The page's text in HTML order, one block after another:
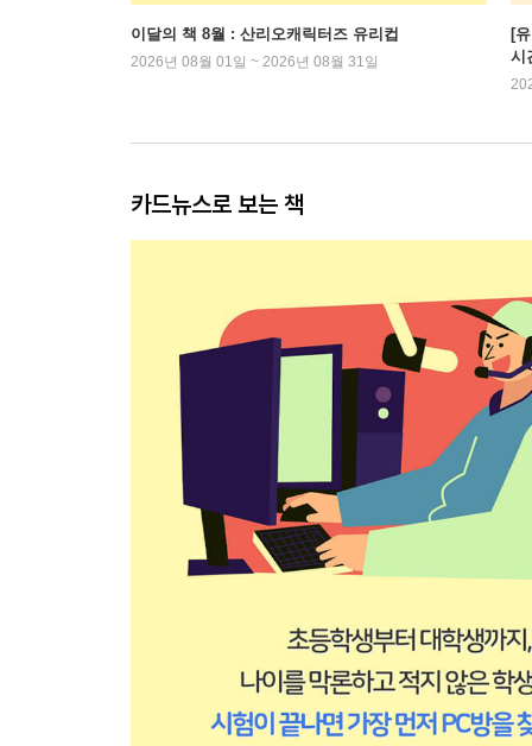
이달의 책 8월 : 산리오캐릭터즈 유리컵
2026년 08월 01일 ~ 2026년 08월 31일
[
시
카드뉴스로 보는 책